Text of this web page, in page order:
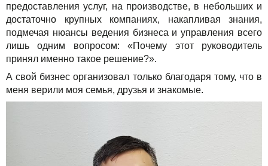
Праздники
Акции
предоставления услуг, на производстве, в небольших и
достаточно крупных компаниях, накапливая знания,
подмечая нюансы ведения бизнеса и управления всего
лишь одним вопросом: «Почему этот руководитель
принял именно такое решение?».
А свой бизнес организовал только благодаря тому, что в
меня верили моя семья, друзья и знакомые.